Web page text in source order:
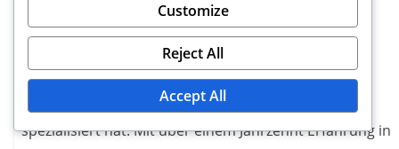
Malik Benali
Malik Benali ist ein leidenschaftlicher Sportjournalist
und Historiker, der sich auf den algerischen Fußball
spezialisiert hat. Mit über einem Jahrzehnt Erfahrung in
Customize
Reject All
Accept All